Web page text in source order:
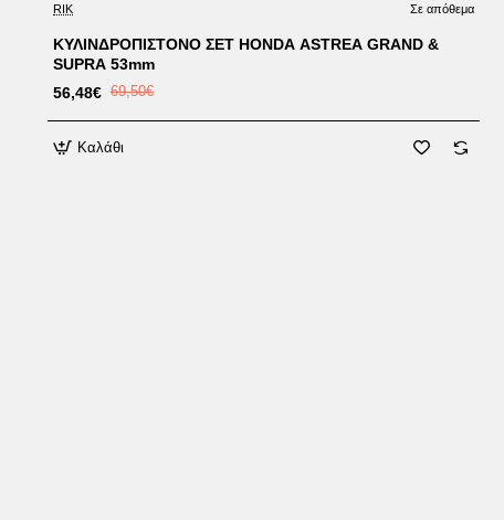
RIK Σε απόθεμα
ΚΥΛΙΝΔΡΟΠΙΣΤΟΝΟ ΣΕΤ HONDA ASTREA GRAND &
SUPRA 53mm
56,48€ 69,50€
Καλάθι